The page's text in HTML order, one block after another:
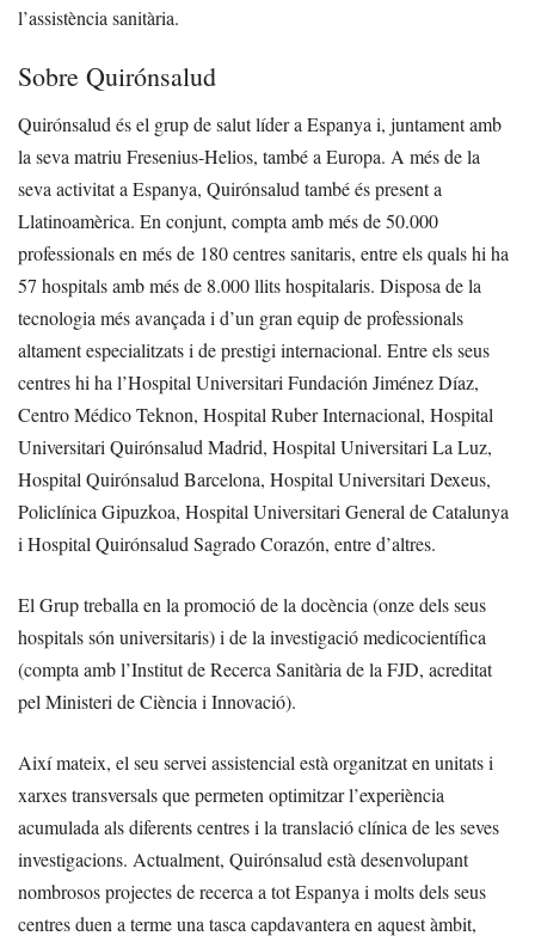
l’assistència sanitària.
Sobre Quirónsalud
Quirónsalud és el grup de salut líder a Espanya i, juntament amb
la seva matriu Fresenius-Helios, també a Europa. A més de la
seva activitat a Espanya, Quirónsalud també és present a
Llatinoamèrica. En conjunt, compta amb més de 50.000
professionals en més de 180 centres sanitaris, entre els quals hi ha
57 hospitals amb més de 8.000 llits hospitalaris. Disposa de la
tecnologia més avançada i d’un gran equip de professionals
altament especialitzats i de prestigi internacional. Entre els seus
centres hi ha l’Hospital Universitari Fundación Jiménez Díaz,
Centro Médico Teknon, Hospital Ruber Internacional, Hospital
Universitari Quirónsalud Madrid, Hospital Universitari La Luz,
Hospital Quirónsalud Barcelona, Hospital Universitari Dexeus,
Policlínica Gipuzkoa, Hospital Universitari General de Catalunya
i Hospital Quirónsalud Sagrado Corazón, entre d’altres.
El Grup treballa en la promoció de la docència (onze dels seus
hospitals són universitaris) i de la investigació medicocientífica
(compta amb l’Institut de Recerca Sanitària de la FJD, acreditat
pel Ministeri de Ciència i Innovació).
Així mateix, el seu servei assistencial està organitzat en unitats i
xarxes transversals que permeten optimitzar l’experiència
acumulada als diferents centres i la translació clínica de les seves
investigacions. Actualment, Quirónsalud està desenvolupant
nombrosos projectes de recerca a tot Espanya i molts dels seus
centres duen a terme una tasca capdavantera en aquest àmbit,